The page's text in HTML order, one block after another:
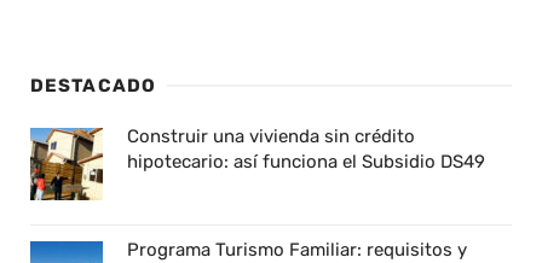
DESTACADO
Construir una vivienda sin crédito
hipotecario: así funciona el Subsidio DS49
Programa Turismo Familiar: requisitos y